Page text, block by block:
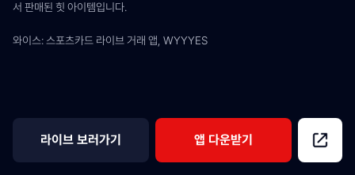
서 판매된 힛 아이템입니다.
와이스: 스포츠카드 라이브 거래 앱, WYYYES
라이브 보러가기 앱 다운받기